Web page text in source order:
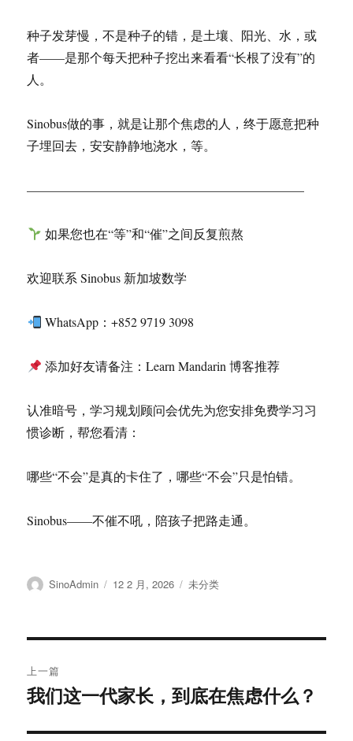
种子发芽慢，不是种子的错，是土壤、阳光、水，或
者——是那个每天把种子挖出来看看“长根了没有”的
人。
Sinobus做的事，就是让那个焦虑的人，终于愿意把种
子埋回去，安安静静地浇水，等。
——————————————————————
如果您也在“等”和“催”之间反复煎熬
欢迎联系 Sinobus 新加坡数学
WhatsApp：+852 9719 3098
添加好友请备注：Learn Mandarin 博客推荐
认准暗号，学习规划顾问会优先为您安排免费学习习
惯诊断，帮您看清：
哪些“不会”是真的卡住了，哪些“不会”只是怕错。
Sinobus——不催不吼，陪孩子把路走通。
作
SinoAdmin
发
12 2 月, 2026
分
未分类
章
上一篇
上
我们这一代家长，到底在焦虑什么？